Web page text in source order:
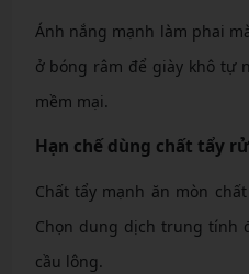
Ánh nắng mạnh làm phai
ở bóng râm để giày khô tự
mềm mại.
Hạn chế dùng chất tẩy
Chất tẩy mạnh ăn mòn
Chọn dung dịch trung tính
cầu lông.